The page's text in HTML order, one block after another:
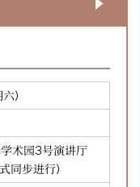
六)
术园3号演讲厅
同步进行)